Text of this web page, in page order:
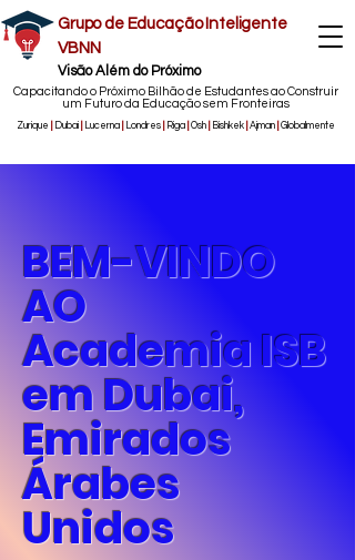
Grupo de Educação Inteligente
VBNN
Visão Além do Próximo
Capacitando o Próximo Bilhão de Estudantes ao Construir
um Futuro da Educação sem Fronteiras
Zurique Dubai Lucerna Londres Riga Osh Bishkek Ajman Globalmente
BEM-VINDO
AO
Academia ISB
em Dubai,
Emirados
Árabes
Unidos